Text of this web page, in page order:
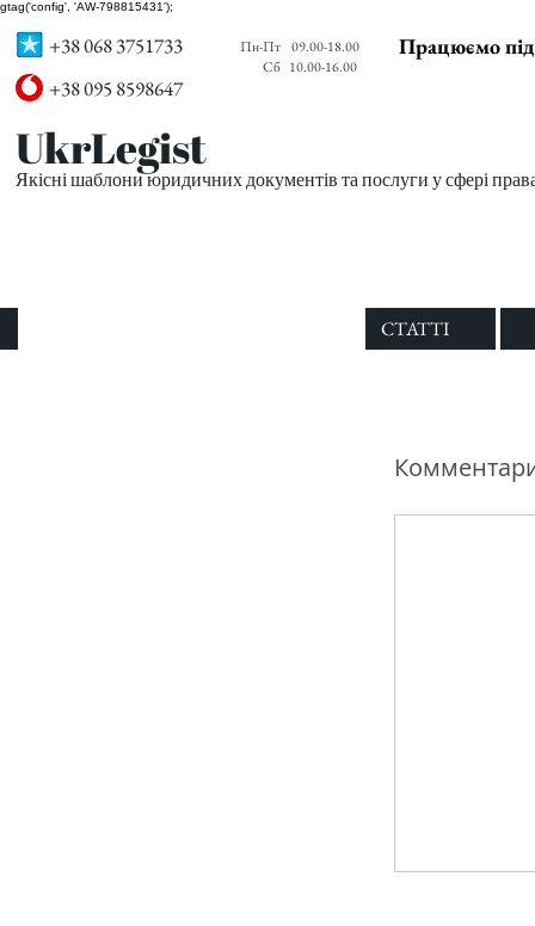
gtag('config', 'AW-798815431');
+38 068 3751733
+38 095 8598647
Пн-Пт
Сб
09.00-18.00
10.00-16.00
Працюємо
UkrLegist
Якісні шаблони юридичних документів та послуги у сфері
СТАТТІ